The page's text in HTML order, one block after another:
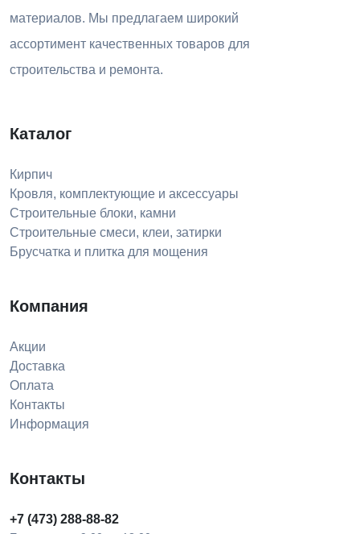
материалов. Мы предлагаем широкий
ассортимент качественных товаров для
строительства и ремонта.
Каталог
Кирпич
Кровля, комплектующие и аксессуары
Строительные блоки, камни
Строительные смеси, клеи, затирки
Брусчатка и плитка для мощения
Компания
Акции
Доставка
Оплата
Контакты
Информация
Контакты
+7 (473) 288-88-82